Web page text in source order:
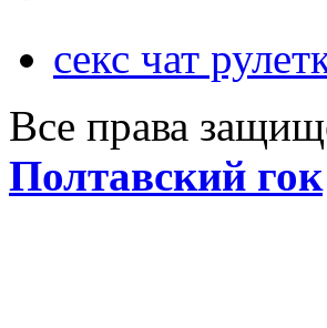
секс чат
Все права
Полтавский гок